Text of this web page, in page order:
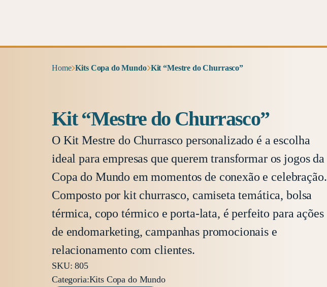
Home Kits Copa do Mundo Kit “Mestre do Churrasco”
Kit “Mestre do Churrasco”
O Kit Mestre do Churrasco personalizado é a escolha
ideal para empresas que querem transformar os jogos da
Copa do Mundo em momentos de conexão e celebração.
Composto por kit churrasco, camiseta temática, bolsa
térmica, copo térmico e porta-lata, é perfeito para ações
de endomarketing, campanhas promocionais e
relacionamento com clientes.
SKU: 805
Categoria:Kits Copa do Mundo